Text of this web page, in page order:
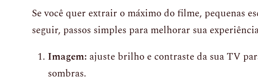
Se você quer extrair o máximo do filme, pequenas
seguir, passos simples para melhorar sua
Imagem: ajuste brilho e contraste da sua TV
sombras.